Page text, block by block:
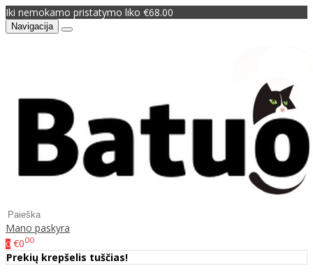
Iki nemokamo pristatymo liko €68.00
Navigacija
Mano paskyra
0 €000
Prekių krepšelis tuščias!